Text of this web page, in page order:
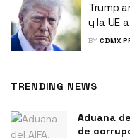
Trump
y la UE
BY CDMX
TRENDING NEWS
Aduana
de